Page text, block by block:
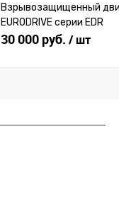
Взрывозащищенный
EURODRIVE серии EDR
30 000 руб. / шт